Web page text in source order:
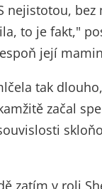
nejistotou,
to je fakt,"
její
tak
začal
zatím v roli